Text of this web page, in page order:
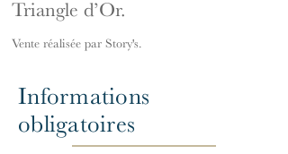
Triangle d’Or.
Vente réalisée par Story's.
Informations
obligatoires